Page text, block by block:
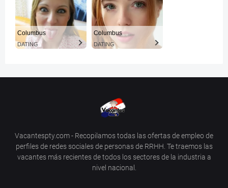
Columbus
DATING
Columbus
DATING
Vacantespty.com - Recopilamos todas las ofertas de empleo de
perfiles de redes sociales de personas de RRHH. Te traemos las
vacantes más recientes de todos los sectores de la industria a
nivel nacional.